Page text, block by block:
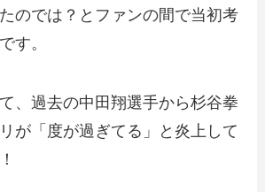
のでは？とファンの間で当初考
す。
、過去の中田翔選手から杉谷拳
が「度が過ぎてる」と炎上して